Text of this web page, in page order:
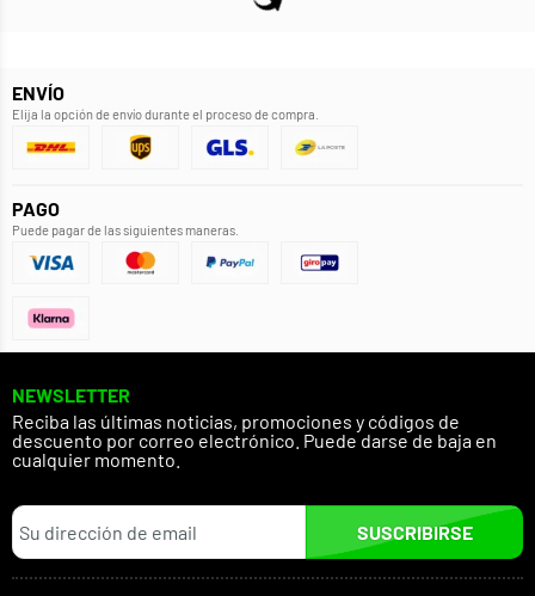
ENVÍO
Elija la opción de envío durante el proceso de compra.
PAGO
Puede pagar de las siguientes maneras.
NEWSLETTER
Reciba las últimas noticias, promociones y códigos de
descuento por correo electrónico. Puede darse de baja en
cualquier momento.
SUSCRIBIRSE